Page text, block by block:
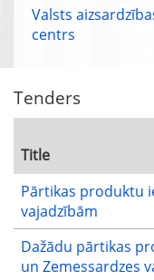
Valsts
centrs
Tenders
Title
Pārtikas produktu
vajadzībām
Dažādu pārtikas
un Zemessardzes